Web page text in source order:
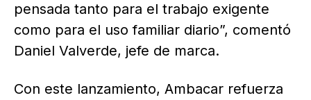
pensada tanto para el trabajo exigente
como para el uso familiar diario”, comentó
Daniel Valverde, jefe de marca.
Con este lanzamiento, Ambacar refuerza